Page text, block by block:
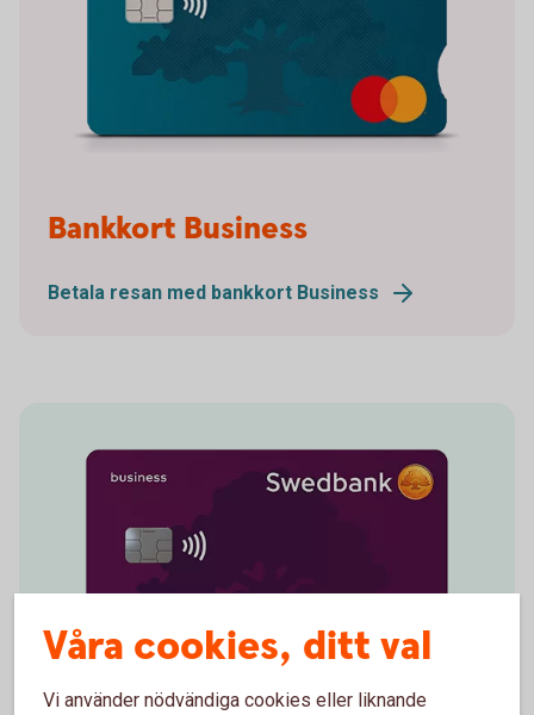
Bankkort Business
Betala resan med bankkort Business
Våra cookies, ditt val
Vi använder nödvändiga cookies eller liknande